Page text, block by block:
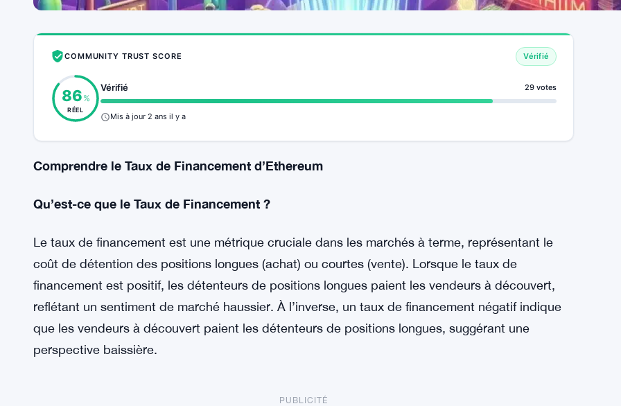
COMMUNITY TRUST SCORE Vérifié
86 %
RÉEL
Vérifié 29 votes
Mis à jour 2 ans il y a
Comprendre le Taux de Financement d’Ethereum
Qu’est-ce que le Taux de Financement ?
Le taux de financement est une métrique cruciale dans les marchés à terme, représentant le
coût de détention des positions longues (achat) ou courtes (vente). Lorsque le taux de
financement est positif, les détenteurs de positions longues paient les vendeurs à découvert,
reflétant un sentiment de marché haussier. À l’inverse, un taux de financement négatif indique
que les vendeurs à découvert paient les détenteurs de positions longues, suggérant une
perspective baissière.
PUBLICITÉ